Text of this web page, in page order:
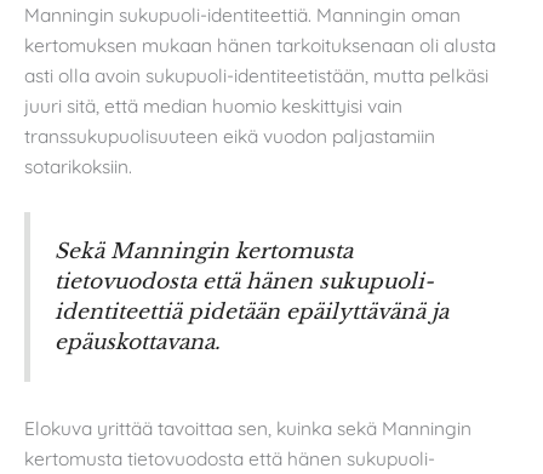
Manningin sukupuoli-identiteettiä. Manningin oman
kertomuksen mukaan hänen tarkoituksenaan oli alusta
asti olla avoin sukupuoli-identiteetistään, mutta pelkäsi
juuri sitä, että median huomio keskittyisi vain
transsukupuolisuuteen eikä vuodon paljastamiin
sotarikoksiin.
Sekä Manningin kertomusta
tietovuodosta että hänen sukupuoli-
identiteettiä pidetään epäilyttävänä ja
epäuskottavana.
Elokuva yrittää tavoittaa sen, kuinka sekä Manningin
kertomusta tietovuodosta että hänen sukupuoli-